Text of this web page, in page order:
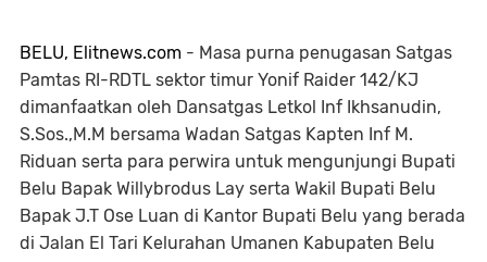
BELU, Elitnews.com - Masa purna penugasan Satgas
Pamtas RI-RDTL sektor timur Yonif Raider 142/KJ
dimanfaatkan oleh Dansatgas Letkol Inf Ikhsanudin,
S.Sos.,M.M bersama Wadan Satgas Kapten Inf M.
Riduan serta para perwira untuk mengunjungi Bupati
Belu Bapak Willybrodus Lay serta Wakil Bupati Belu
Bapak J.T Ose Luan di Kantor Bupati Belu yang berada
di Jalan El Tari Kelurahan Umanen Kabupaten Belu